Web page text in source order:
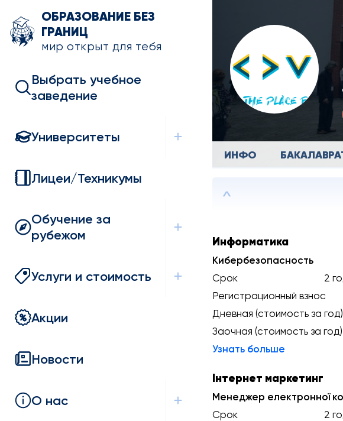
ОБРАЗОВАНИЕ БЕЗ
ГРАНИЦ
мир открыт для тебя
Выбрать учебное
заведение
Университеты
Лицеи/Техникумы
Обучение за
рубежом
Услуги и стоимость
Акции
Новости
О нас
ИНФО
Информатика
Кибербезопасность
Срок
2
Регистрационный взнос
Дневная (стоимость за год)
Заочная (стоимость за год)
Узнать больше
Інтернет маркетинг
Менеджер електронної
Срок
2